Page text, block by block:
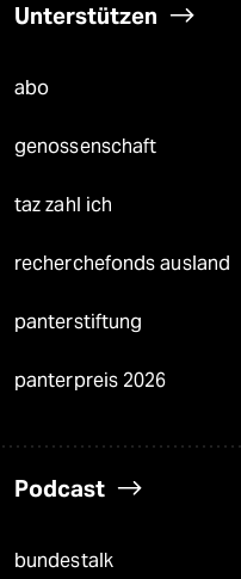
Unterstützen
abo
genossenschaft
taz zahl ich
recherchefonds ausland
panterstiftung
panterpreis 2026
Podcast
bundestalk